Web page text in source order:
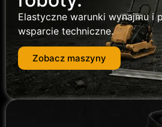
Elastyczne warunki wynajmu i
wsparcie techniczne.
Zobacz maszyny